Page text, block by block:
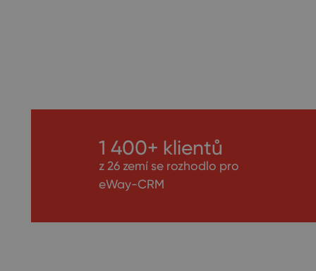
1 400+ klientů
z 26 zemí se rozhodlo pro
eWay-CRM